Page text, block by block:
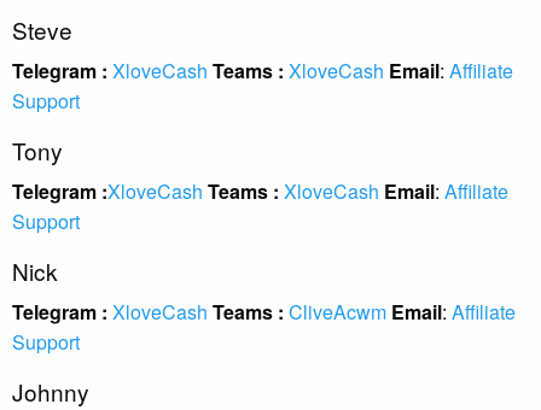
Steve
Telegram : XloveCash Teams : XloveCash Email: Affiliate
Support
Tony
Telegram :XloveCash Teams : XloveCash Email: Affiliate
Support
Nick
Telegram : XloveCash Teams : CliveAcwm Email: Affiliate
Support
Johnny